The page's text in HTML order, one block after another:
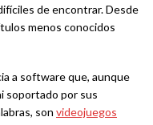
de encontrar. Desde
menos conocidos
a software que, aunque
soportado por sus
son videojuegos